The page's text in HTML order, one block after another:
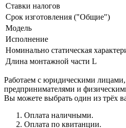
Ставки налогов
Срок изготовления ("Общие")
Модель
Исполнение
Номинально статическая
Длина монтажной части L
Работаем с юридическими
предпринимателями и
Вы можете выбрать один из трёх
Оплата наличными.
Оплата по квитанции.